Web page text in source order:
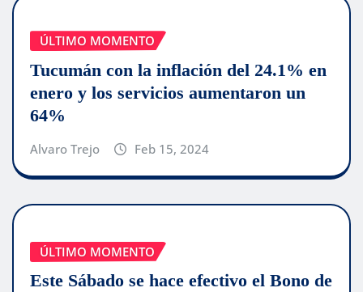
ÚLTIMO MOMENTO
Tucumán con la inflación del 24.1% en
enero y los servicios aumentaron un
64%
Alvaro Trejo Feb 15, 2024
ÚLTIMO MOMENTO
Este Sábado se hace efectivo el Bono de